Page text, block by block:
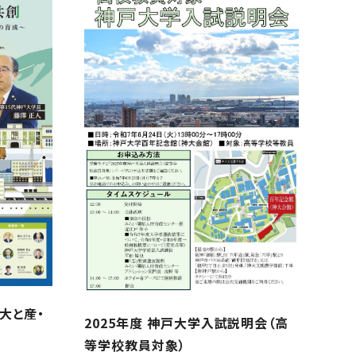
産・
2025年度 神戸大学入試説明会（高
等学校教員対象）